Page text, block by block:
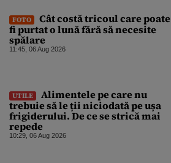
FOTO
Cât costă tricoul care poate
fi purtat o lună fără să necesite
spălare
11:45, 06 Aug 2026
UTILE
Alimentele pe care nu
trebuie să le ții niciodată pe ușa
frigiderului. De ce se strică mai
repede
10:29, 06 Aug 2026